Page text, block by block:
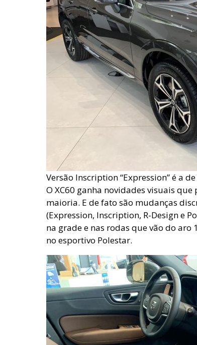
Versão Inscription “Expression” é a
O XC60 ganha novidades visuais
maioria. E de fato são mudanças
(Expression, Inscription, R-Design e
na grade e nas rodas que vão do
no esportivo Polestar.